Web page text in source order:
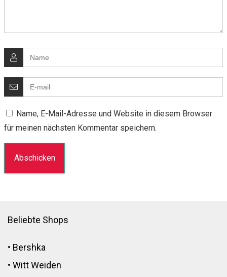
Name, E-Mail-Adresse und Website in diesem Browser
für meinen nächsten Kommentar speichern.
Beliebte Shops
• Bershka
• Witt Weiden